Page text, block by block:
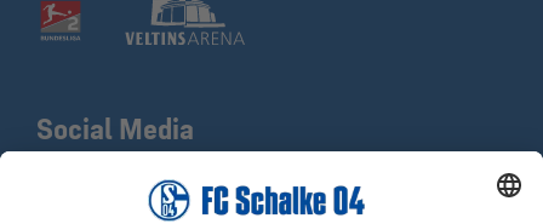
Social Media
X